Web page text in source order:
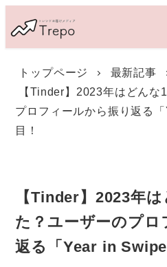
イ
トップページ 最新記事
【Tinder】2023年はどんな
プロフィールから振り返る
目！
【Tinder】2023年
た？ユーザーのプロ
返る「Year in Swipe